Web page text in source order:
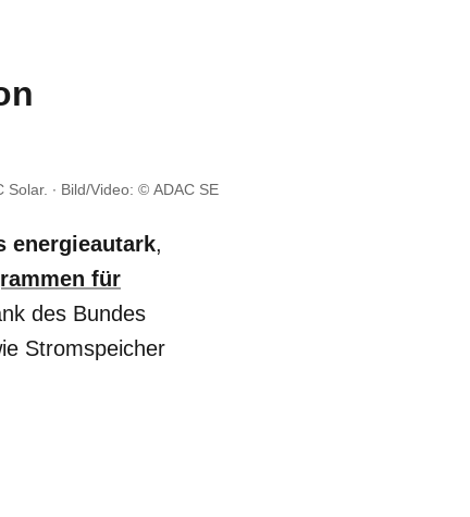
∙ Bild/Video: © ADAC SE
energieautark,
für
des Bundes
Stromspeicher